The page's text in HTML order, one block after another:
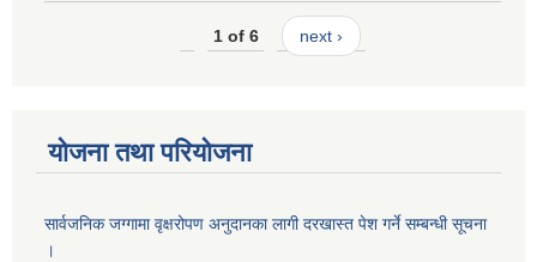
1 of 6 next ›
योजना तथा परियोजना
सार्वजनिक जग्गामा वृक्षरोपण अनुदानका लागी दरखास्त पेश गर्ने सम्बन्धी सूचना
।